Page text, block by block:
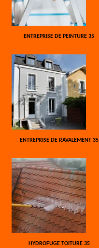
ENTREPRISE DE PEINTURE 35
ENTREPRISE DE RAVALEMENT 35
HYDROFUGE TOITURE 35